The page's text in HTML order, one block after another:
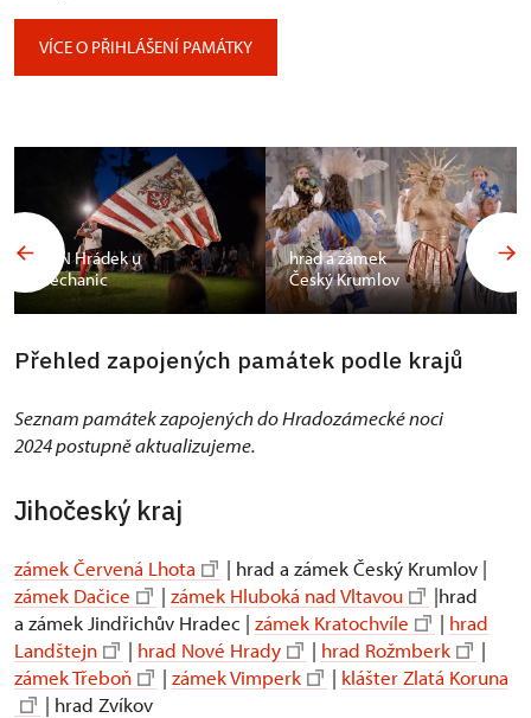
VÍCE O PŘIHLÁŠENÍ PAMÁTKY
HZN Hrádek u
Nechanic
hrad a zámek
Český Krumlov
Přehled zapojených památek podle krajů
Seznam památek zapojených do Hradozámecké noci
2024 postupně aktualizujeme.
Jihočeský kraj
zámek Červená Lhota
| hrad a zámek Český Krumlov |
zámek Dačice
| zámek Hluboká nad Vltavou
|hrad
a zámek Jindřichův Hradec | zámek Kratochvíle | hrad
Landštejn
| hrad Nové Hrady | hrad Rožmberk
|
zámek Třeboň
| zámek Vimperk | klášter Zlatá Koruna
| hrad Zvíkov